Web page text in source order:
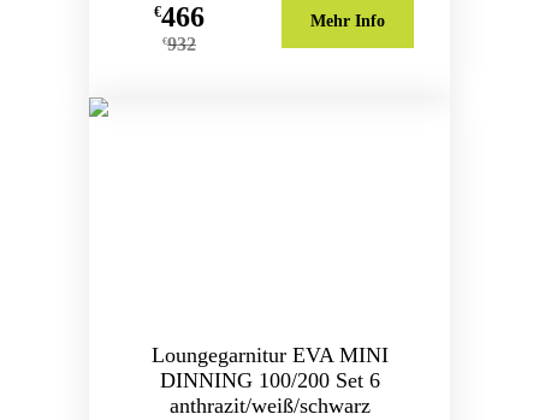
€466
€932
Mehr Info
Loungegarnitur EVA MINI
DINNING 100/200 Set 6
anthrazit/weiß/schwarz